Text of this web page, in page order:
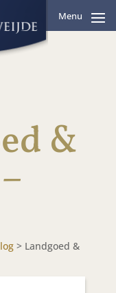
Menu
&
> Landgoed &